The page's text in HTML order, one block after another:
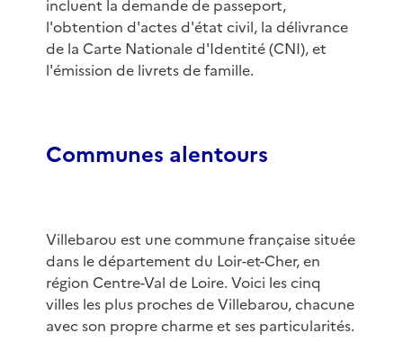
incluent la demande de passeport,
l'obtention d'actes d'état civil, la délivrance
de la Carte Nationale d'Identité (CNI), et
l'émission de livrets de famille.
Communes alentours
Villebarou est une commune française située
dans le département du Loir-et-Cher, en
région Centre-Val de Loire. Voici les cinq
villes les plus proches de Villebarou, chacune
avec son propre charme et ses particularités.